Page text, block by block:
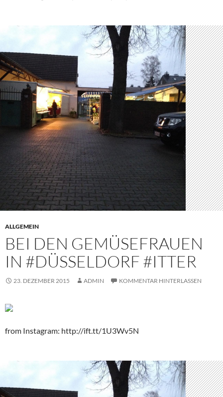
ALLGEMEIN
BEI DEN GEMÜSEFRAUEN
IN #DÜSSELDORF #ITTER
23. DEZEMBER 2015 ADMIN KOMMENTAR HINTERLASSEN
from Instagram: http://ift.tt/1U3Wv5N